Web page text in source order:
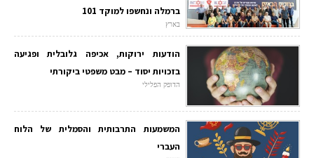
ברמלה ונחשפו למוקד 101
בארץ
הודעות ירוקות, אכיפה גלובלית ופגיעה
בזכויות יסוד – מבט משפטי ביקורתי
הדופק הפלילי
המשמעות התרבותית והסמלית של הלוח
העברי